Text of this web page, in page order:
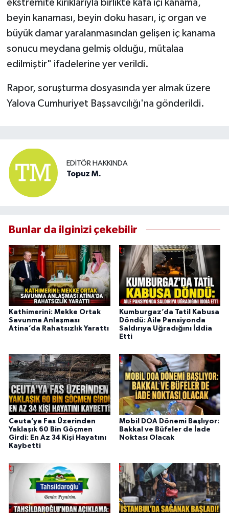
ekstremite kırıklarıyla birlikte kafa içi kanama,
beyin kanaması, beyin doku hasarı, iç organ ve
büyük damar yaralanmasından gelişen iç kanama
sonucu meydana gelmiş olduğu, mütalaa
edilmiştir" ifadelerine yer verildi.
Rapor, soruşturma dosyasında yer almak üzere
Yalova Cumhuriyet Başsavcılığı'na gönderildi.
EDITÖR HAKKINDA
Topuz M.
Bunlar da ilginizi çekebilir
Kathimerini: Mekke Ortak
Savunma Anlaşması
Atina’da Rahatsızlık Yarattı
Kumburgaz’da Tatil Kabusa
Döndü: Aile Pansiyonda
Saldırıya Uğradığını İddia
Etti
Ceuta’ya Fas Üzerinden
Yaklaşık 60 Bin Göçmen
Girdi: En Az 34 Kişi Hayatını
Kaybetti
Mobil DOA Dönemi Başlıyor:
Bakkal ve Büfeler de İade
Noktası Olacak